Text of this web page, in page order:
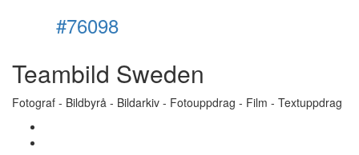
#76098
Teambild Sweden
Fotograf - Bildbyrå - Bildarkiv - Fotouppdrag - Film - Textuppdrag